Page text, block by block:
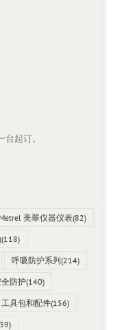
起订。
Metrel 美翠仪器仪表(82)
(118)
呼吸防护系列(214)
防护(140)
工具包和配件(156)